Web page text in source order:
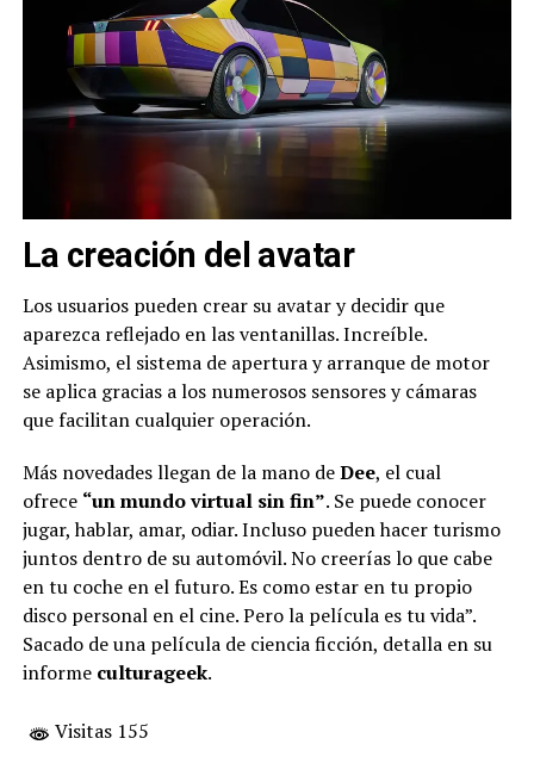
La creación del avatar
Los usuarios pueden crear su avatar y decidir que
aparezca reflejado en las ventanillas. Increíble.
Asimismo, el sistema de apertura y arranque de motor
se aplica gracias a los numerosos sensores y cámaras
que facilitan cualquier operación.
Más novedades llegan de la mano deDee, el cual
ofrece “un mundo virtual sin fin”. Se puede conocer
jugar, hablar, amar, odiar. Incluso pueden hacer turismo
juntos dentro de su automóvil. No creerías lo que cabe
en tu coche en el futuro. Es como estar en tu propio
disco personal en el cine. Pero la película es tu vida”.
Sacado de una película de ciencia ficción, detalla en su
informe culturageek.
Visitas 155